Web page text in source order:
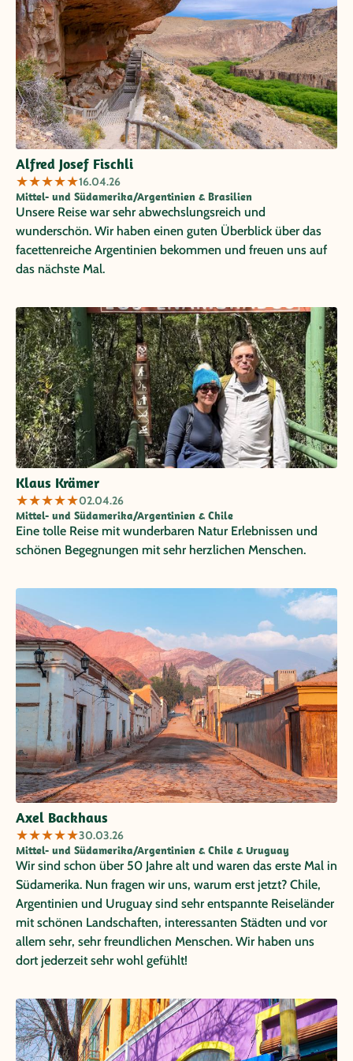
Alfred Josef Fischli
★★★★★16.04.26
Mittel- und Südamerika/Argentinien & Brasilien
Unsere Reise war sehr abwechslungsreich und
wunderschön. Wir haben einen guten Überblick über das
facettenreiche Argentinien bekommen und freuen uns auf
das nächste Mal.
Klaus Krämer
★★★★★02.04.26
Mittel- und Südamerika/Argentinien & Chile
Eine tolle Reise mit wunderbaren Natur Erlebnissen und
schönen Begegnungen mit sehr herzlichen Menschen.
Axel Backhaus
★★★★★30.03.26
Mittel- und Südamerika/Argentinien & Chile & Uruguay
Wir sind schon über 50 Jahre alt und waren das erste Mal in
Südamerika. Nun fragen wir uns, warum erst jetzt? Chile,
Argentinien und Uruguay sind sehr entspannte Reiseländer
mit schönen Landschaften, interessanten Städten und vor
allem sehr, sehr freundlichen Menschen. Wir haben uns
dort jederzeit sehr wohl gefühlt!